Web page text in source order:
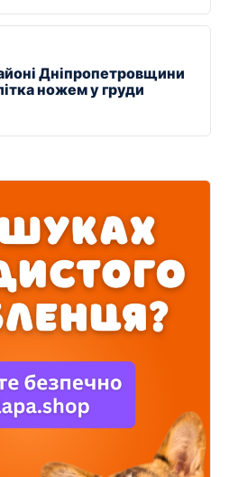
Дніпропетровщини
ножем у груди